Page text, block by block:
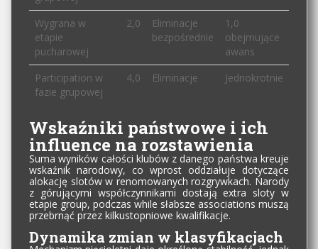
Wygrana w
etapie
pucharowej
2,0
Eliminacje
bezpośrednie
1,0
obejmujące
awans
Participation w
fazie grupowej
4,0 Eliminacje Jednokrotnie
Wskaźniki państwowe i ich
influence na rozstawienia
Suma wyników całości klubów z danego państwa kreuje
wskaźnik narodowy, co wprost oddziałuje dotyczące
alokację slotów w renomowanych rozgrywkach. Narody
z górującymi współczynnikami dostają extra sloty w
etapie group, podczas while słabsze associations muszą
przebrnąć przez kilkustopniowe kwalifikacje.
Dynamika zmian w klasyfikacjach